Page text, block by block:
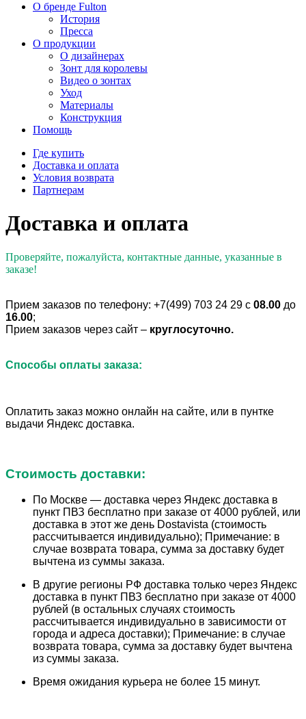
О бренде Fulton
История
Пресса
О продукции
О дизайнерах
Зонт для королевы
Видео о зонтах
Уход
Материалы
Конструкция
Помощь
Где купить
Доставка и оплата
Условия возврата
Партнерам
Доставка и оплата
Проверяйте, пожалуйста, контактные данные, указанные в
заказе!
Прием заказов по телефону: +7(499) 703 24 29 с 08.00 до
16.00;
Прием заказов через сайт – круглосуточно.
Способы оплаты заказа:
Оплатить заказ можно онлайн на сайте, или в пунтке
выдачи Яндекс доставка.
Стоимость доставки:
По Москве — доставка через Яндекс доставка в
пункт ПВЗ бесплатно при заказе от 4000 рублей, или
доставка в этот же день Dostavista (стоимость
рассчитывается индивидуально); Примечание: в
случае возврата товара, сумма за доставку будет
вычтена из суммы заказа.
В другие регионы РФ доставка только через Яндекс
доставка в пункт ПВЗ бесплатно при заказе от 4000
рублей (в остальных случаях стоимость
рассчитывается индивидуально в зависимости от
города и адреса доставки); Примечание: в случае
возврата товара, сумма за доставку будет вычтена
из суммы заказа.
Время ожидания курьера не более 15 минут.